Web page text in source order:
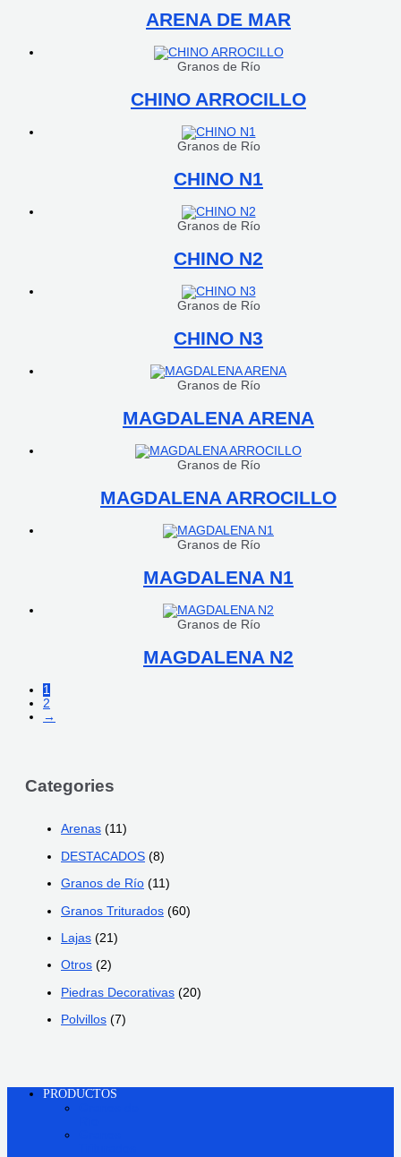
Categories
Arenas (11)
DESTACADOS (8)
Granos de Río (11)
Granos Triturados (60)
Lajas (21)
Otros (2)
Piedras Decorativas (20)
Polvillos (7)
ARENA DE MAR
Granos de Río
CHINO ARROCILLO
Granos de Río
CHINO N1
Granos de Río
CHINO N2
Granos de Río
CHINO N3
Granos de Río
MAGDALENA ARENA
Granos de Río
MAGDALENA ARROCILLO
Granos de Río
MAGDALENA N1
Granos de Río
MAGDALENA N2
1
2
→
PRODUCTOS